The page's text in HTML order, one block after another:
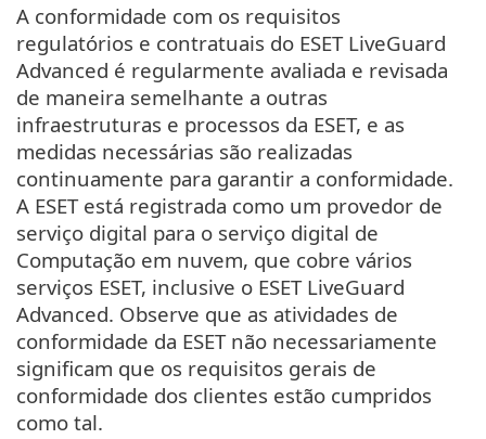
A conformidade com os requisitos
regulatórios e contratuais do ESET LiveGuard
Advanced é regularmente avaliada e revisada
de maneira semelhante a outras
infraestruturas e processos da ESET, e as
medidas necessárias são realizadas
continuamente para garantir a conformidade.
A ESET está registrada como um provedor de
serviço digital para o serviço digital de
Computação em nuvem, que cobre vários
serviços ESET, inclusive o ESET LiveGuard
Advanced. Observe que as atividades de
conformidade da ESET não necessariamente
significam que os requisitos gerais de
conformidade dos clientes estão cumpridos
como tal.